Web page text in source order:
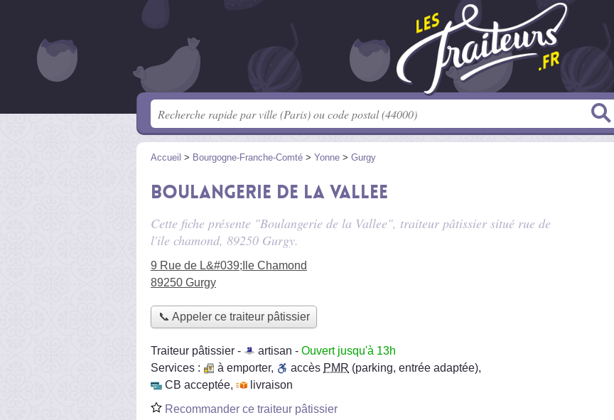
Accueil > Bourgogne-Franche-Comté > Yonne > Gurgy
Boulangerie de la Vallee
Cette fiche présente "Boulangerie de la Vallee", traiteur pâtissier situé rue de
l'ile chamond, 89250 Gurgy.
9 Rue de L&#039;Ile Chamond
89250 Gurgy
📞 Appeler ce traiteur pâtissier
Traiteur pâtissier - artisan - Ouvert jusqu'à 13h
Services :
à emporter, accès PMR (parking, entrée adaptée),
CB acceptée,
livraison
Recommander ce traiteur pâtissier